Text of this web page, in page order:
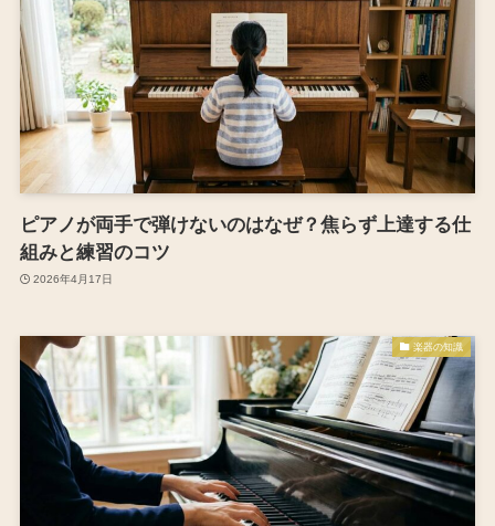
ピアノが両手で弾けないのはなぜ？焦らず上達する仕
組みと練習のコツ
2026年4月17日
楽器の知識